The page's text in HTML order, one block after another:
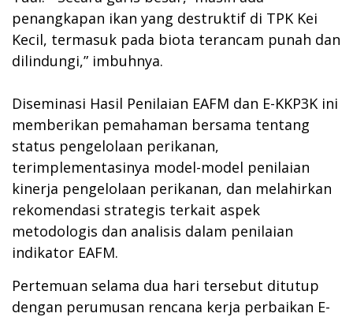
penangkapan ikan yang destruktif di TPK Kei
Kecil, termasuk pada biota terancam punah dan
dilindungi,” imbuhnya.
Diseminasi Hasil Penilaian EAFM dan E-KKP3K ini
memberikan pemahaman bersama tentang
status pengelolaan perikanan,
terimplementasinya model-model penilaian
kinerja pengelolaan perikanan, dan melahirkan
rekomendasi strategis terkait aspek
metodologis dan analisis dalam penilaian
indikator EAFM.
Pertemuan selama dua hari tersebut ditutup
dengan perumusan rencana kerja perbaikan E-